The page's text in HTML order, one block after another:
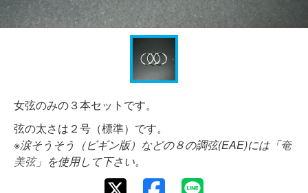
女弦のみの３本セットです。
弦の太さは２号（標準）です。
※涙そうそう（ビギン版）などの８の調弦(EAE)には「奄
美弦」を使用して下さい。